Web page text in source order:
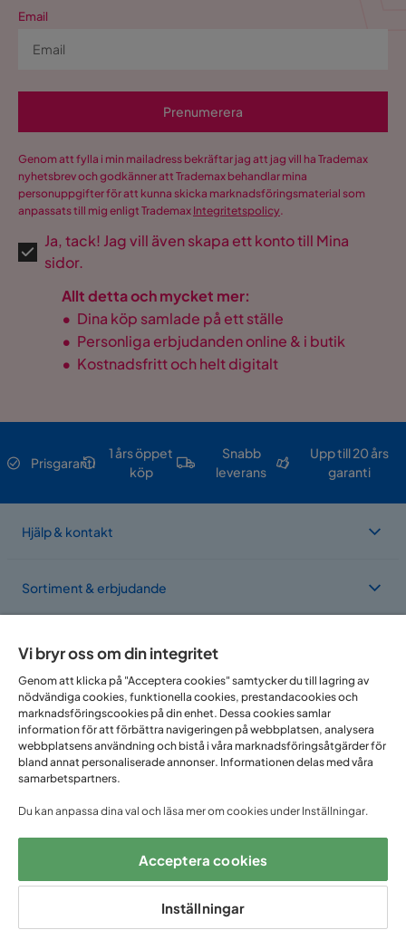
Email
Prenumerera
Genom att fylla i min mailadress bekräftar jag att jag vill ha Trademax
nyhetsbrev och godkänner att Trademax behandlar mina
personuppgifter för att kunna skicka marknadsföringsmaterial som
anpassats till mig enligt Trademax Integritetspolicy.
Ja, tack! Jag vill även skapa ett konto till Mina
sidor.
Allt detta och mycket mer:
• Dina köp samlade på ett ställe
• Personliga erbjudanden online & i butik
• Kostnadsfritt och helt digitalt
Prisgaranti
1 års öppet
köp
Snabb
leverans
Upp till 20 års
garanti
Hjälp & kontakt
Sortiment & erbjudande
Om Trademax
Vi finns i flera länder
Följ oss på:
Vi bryr oss om din integritet
Genom att klicka på "Acceptera cookies" samtycker du till lagring av
nödvändiga cookies, funktionella cookies, prestandacookies och
marknadsföringscookies på din enhet. Dessa cookies samlar
information för att förbättra navigeringen på webbplatsen, analysera
webbplatsens användning och bistå i våra marknadsföringsåtgärder för
bland annat personaliserade annonser. Informationen delas med våra
samarbetspartners.
Du kan anpassa dina val och läsa mer om cookies under Inställningar.
Acceptera cookies
Inställningar